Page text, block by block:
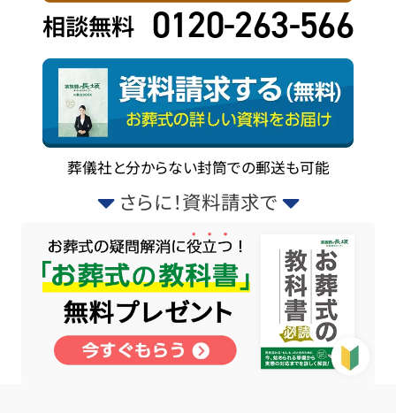
相談無料 0120-263-566
葬儀社と分からない封筒での郵送も可能
さらに！資料請求で